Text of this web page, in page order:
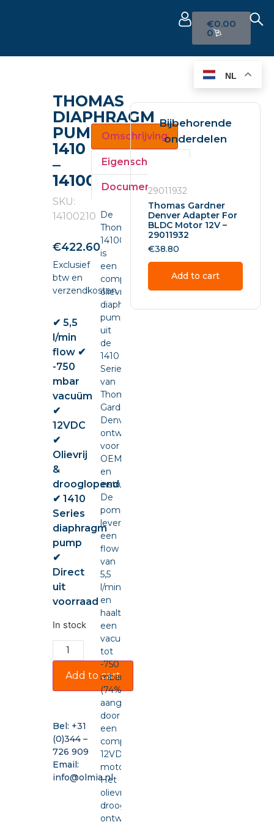
€0.00
0
THOMAS
DIAPHRAGM
PUMP
1410
–
14100210
SKU:
14100210
€422.60
Exclusief
btw en
verzendkosten.
✔ 5,5
l/min
flow ✔
-750
mbar
vacuüm
✔
12VDC
✔
Olievrij
&
drooglopend
✔ 1410
Series
diaphragm
pump
✔
Direct
uit
voorraad
In stock
Add to cart
Bel: +31
(0)344 –
726 909
Email:
info@olmia.nl
Omschrijving
Eigenschappen
Documenten
De
Thomas
14100210
is
een
compacte
olievrije
diaphragm
pump
uit
de
1410
Series
van
Thomas
Gardner
Denver,
ontwikkeld
voor
OEM-
en
instrumentintegratie.
De
pomp
levert
een
flow
van
5,5
l/min
en
haalt
een
vacuüm
tot
-750
mbar
(74%),
aangedreven
door
een
compacte
12VDC-
motor.
Het
olievrije,
drooglopende
ontwerp
Bijbehorende
onderdelen
29011932
Thomas Gardner
Denver Adapter For
BLDC Motor 12V –
29011932
€38.80
Add to cart
NL